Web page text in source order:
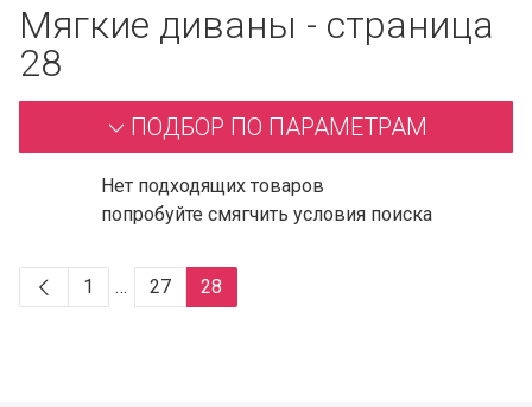
Мягкие диваны - страница
28
ПОДБОР ПО ПАРАМЕТРАМ
Нет подходящих товаров
попробуйте смягчить условия поиска
1 … 27 28